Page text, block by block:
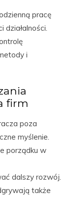
pracę
działalności.
i
firm
poza
myślenie.
porządku w
dalszy rozwój.
także